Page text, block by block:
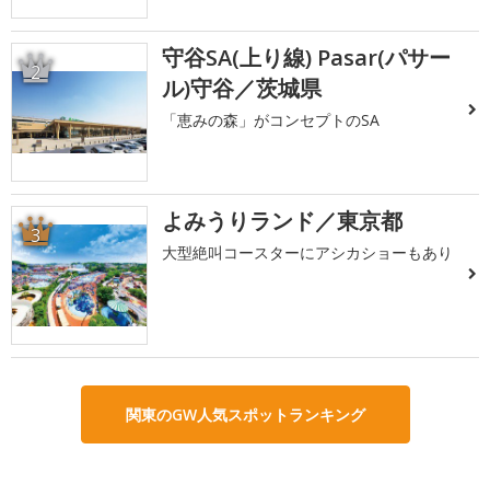
2
守谷SA(上り線) Pasar(パサー
ル)守谷／茨城県
「恵みの森」がコンセプトのSA
3 よみうりランド／東京都
大型絶叫コースターにアシカショーもあり
関東のGW人気スポットランキング